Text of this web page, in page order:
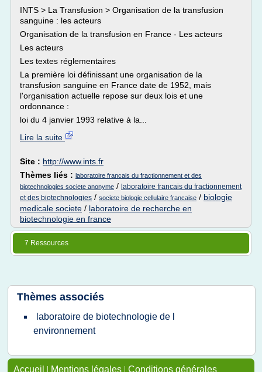
INTS > La Transfusion > Organisation de la transfusion
sanguine : les acteurs
Organisation de la transfusion en France - Les acteurs
Les acteurs
Les textes réglementaires
La première loi définissant une organisation de la
transfusion sanguine en France date de 1952, mais
l'organisation actuelle repose sur deux lois et une
ordonnance :
loi du 4 janvier 1993 relative à la...
Lire la suite
Site : http://www.ints.fr
Thèmes liés : laboratoire francais du fractionnement et des
biotechnologies societe anonyme / laboratoire francais du fractionnement
et des biotechnologies / societe biologie cellulaire francaise / biologie
medicale societe / laboratoire de recherche en
biotechnologie en france
7 Ressources
Thèmes associés
laboratoire de biotechnologie de l
environnement
Accueil | Mentions légales | Conditions générales